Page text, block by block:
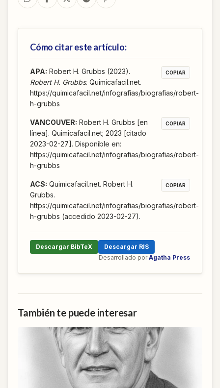
Cómo citar este artículo:
APA: Robert H. Grubbs (2023).
Robert H. Grubbs. Quimicafacil.net.
https://quimicafacil.net/infografias/biografias/robert-
h-grubbs
COPIAR
VANCOUVER: Robert H. Grubbs [en
línea]. Quimicafacil.net; 2023 [citado
2023-02-27]. Disponible en:
https://quimicafacil.net/infografias/biografias/robert-
h-grubbs
COPIAR
ACS: Quimicafacil.net. Robert H.
Grubbs.
https://quimicafacil.net/infografias/biografias/robert-
h-grubbs (accedido 2023-02-27).
COPIAR
Descargar BibTeX
Descargar RIS
Desarrollado por Agatha Press
También te puede interesar